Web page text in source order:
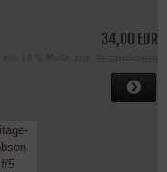
34,00 EUR